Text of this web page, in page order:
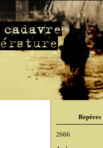
Repères
2666